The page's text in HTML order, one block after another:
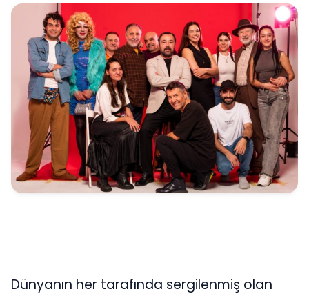
Dünyanın her tarafında sergilenmiş olan